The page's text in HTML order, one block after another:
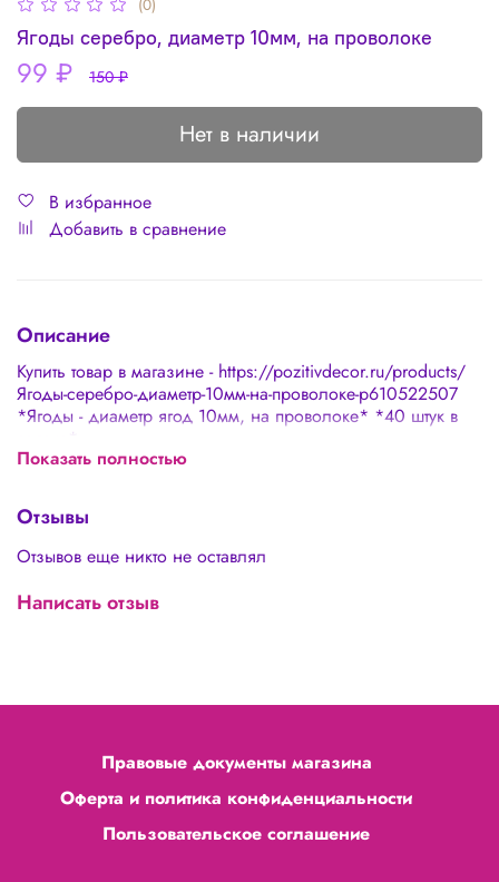
Ягоды серебро, диаметр 10мм, на проволоке
99 ₽ 150 ₽
Нет в наличии
В избранное
Добавить в сравнение
Описание
Купить товар в магазине - https://pozitivdecor.ru/products/
Ягоды-серебро-диаметр-10мм-на-проволоке-p610522507
*Ягоды - диаметр ягод 10мм, на проволоке* *40 штук в
связке*
Показать полностью
Отзывы
Отзывов еще никто не оставлял
Написать отзыв
Правовые документы магазина
Оферта и политика конфиденциальности
Пользовательское соглашение